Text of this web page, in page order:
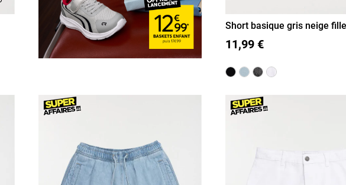
XXS/12A XS/14A S/16A
Short basique gris neige
11,99 €